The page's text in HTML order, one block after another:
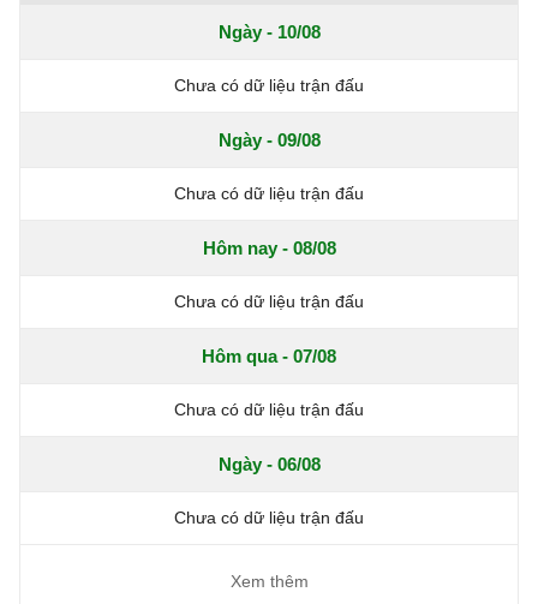
Ngày - 10/08
Chưa có dữ liệu trận đấu
Ngày - 09/08
Chưa có dữ liệu trận đấu
Hôm nay - 08/08
Chưa có dữ liệu trận đấu
Hôm qua - 07/08
Chưa có dữ liệu trận đấu
Ngày - 06/08
Chưa có dữ liệu trận đấu
Xem thêm